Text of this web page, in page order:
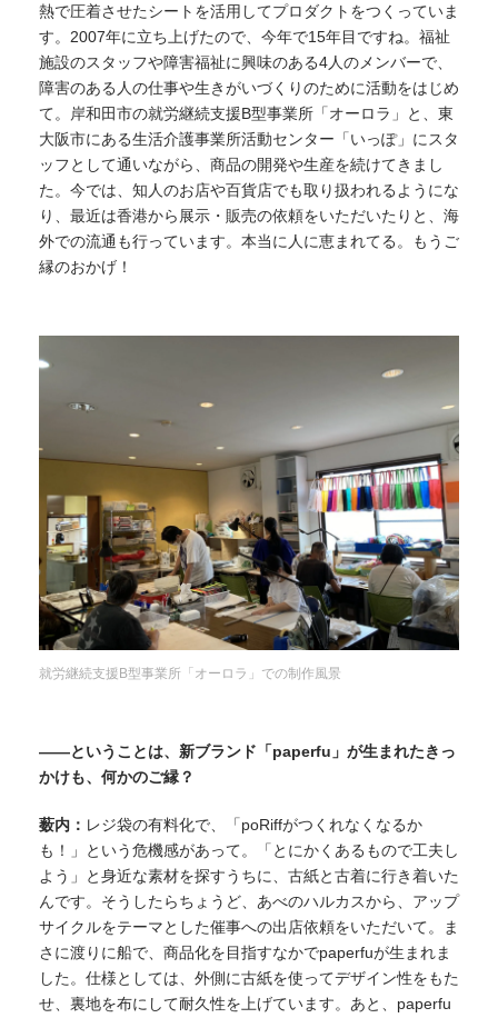
熱で圧着させたシートを活用してプロダクトをつくっていま
す。2007年に立ち上げたので、今年で15年目ですね。福祉
施設のスタッフや障害福祉に興味のある4人のメンバーで、
障害のある人の仕事や生きがいづくりのために活動をはじめ
て。岸和田市の就労継続支援B型事業所「オーロラ」と、東
大阪市にある生活介護事業所活動センター「いっぽ」にスタ
ッフとして通いながら、商品の開発や生産を続けてきまし
た。今では、知人のお店や百貨店でも取り扱われるようにな
り、最近は香港から展示・販売の依頼をいただいたりと、海
外での流通も行っています。本当に人に恵まれてる。もうご
縁のおかげ！
就労継続支援B型事業所「オーロラ」での制作風景
——ということは、新ブランド「paperfu」が生まれたきっ
かけも、何かのご縁？
薮内： レジ袋の有料化で、「poRiffがつくれなくなるか
も！」という危機感があって。「とにかくあるもので工夫し
よう」と身近な素材を探すうちに、古紙と古着に行き着いた
んです。そうしたらちょうど、あべのハルカスから、アップ
サイクルをテーマとした催事への出店依頼をいただいて。ま
さに渡りに船で、商品化を目指すなかでpaperfuが生まれま
した。仕様としては、外側に古紙を使ってデザイン性をもた
せ、裏地を布にして耐久性を上げています。あと、paperfu